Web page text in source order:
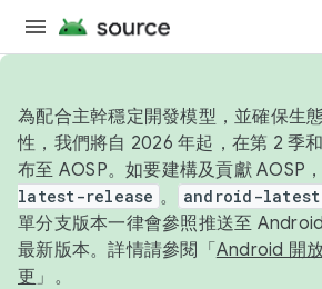
為配合主幹穩定開發模型，並確保生
性，我們將自 2026 年起，在第 2 季
布至 AOSP。如要建構及貢獻 AOSP
latest-release 。 android-
單分支版本一律會參照推送至
最新版本。詳情請參閱「 Android 開
更 」。